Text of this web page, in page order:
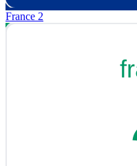
France 2